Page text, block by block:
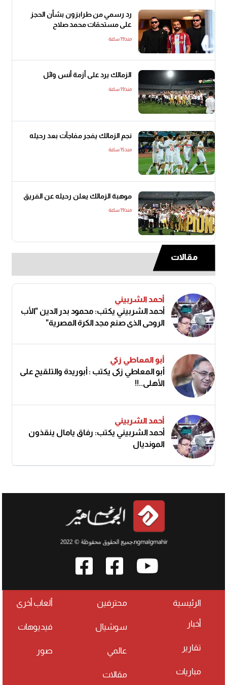
رد رسمي من طرابزون بشأن الحجز
على مستحقات محمد صلاح
منذ19 ساعة
الزمالك يرد على أزمة أنس وائل
منذ19 ساعة
نجم الزمالك يفجر مفاجآت بعد رحيله
منذ15 ساعة
موهبة الزمالك يعلن رحيله عن الفريق
منذ19 ساعة
مقالات
أحمد الشربيني
أحمد الشربيني يكتب: محمود بدر الدين "الأب
الروحي الذي صنع مجد الكرة المصرية"
أبو المعاطي زكي
أبو المعاطي زكى يكتب : أبوريدة والتلقيح على
الأهلى..!!
أحمد الشربيني
أحمد الشربيني يكتب: رفاق يامال ينقذون
المونديال
الرئيسية
أخبار
تقارير
مباريات
محترفين
سوشيال
عالمي
مقالات
ألعاب أخرى
فيديوهات
صور